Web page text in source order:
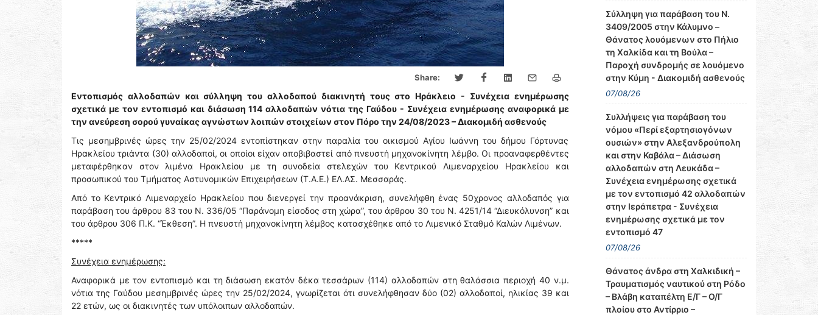
Share:
Εντοπισμός αλλοδαπών και σύλληψη του αλλοδαπού διακινητή τους στο Ηράκλειο - Συνέχεια ενημέρωσης
σχετικά με τον εντοπισμό και διάσωση 114 αλλοδαπών νότια της Γαύδου - Συνέχεια ενημέρωσης αναφορικά με
την ανεύρεση σορού γυναίκας αγνώστων λοιπών στοιχείων στον Πόρο την 24/08/2023 – Διακομιδή ασθενούς
Τις μεσημβρινές ώρες την 25/02/2024 εντοπίστηκαν στην παραλία του οικισμού Αγίου Ιωάννη του δήμου Γόρτυνας
Ηρακλείου τριάντα (30) αλλοδαποί, οι οποίοι είχαν αποβιβαστεί από πνευστή μηχανοκίνητη λέμβο. Οι προαναφερθέντες
μεταφέρθηκαν στον λιμένα Ηρακλείου με τη συνοδεία στελεχών του Κεντρικού Λιμεναρχείου Ηρακλείου και
προσωπικού του Τμήματος Αστυνομικών Επιχειρήσεων (Τ.Α.Ε.) ΕΛ.ΑΣ. Μεσσαράς.
Από το Κεντρικό Λιμεναρχείο Ηρακλείου που διενεργεί την προανάκριση, συνελήφθη ένας 50χρονος αλλοδαπός για
παράβαση του άρθρου 83 του Ν. 336/05 “Παράνομη είσοδος στη χώρα”, του άρθρου 30 του Ν. 4251/14 “Διευκόλυνση” και
του άρθρου 306 Π.Κ. “Έκθεση”. Η πνευστή μηχανοκίνητη λέμβος κατασχέθηκε από το Λιμενικό Σταθμό Καλών Λιμένων.
*****
Συνέχεια ενημέρωσης:
Αναφορικά με τον εντοπισμό και τη διάσωση εκατόν δέκα τεσσάρων (114) αλλοδαπών στη θαλάσσια περιοχή 40 ν.μ.
νότια της Γαύδου μεσημβρινές ώρες την 25/02/2024, γνωρίζεται ότι συνελήφθησαν δύο (02) αλλοδαποί, ηλικίας 39 και
22 ετών, ως οι διακινητές των υπόλοιπων αλλοδαπών.
Σύλληψη για παράβαση του Ν.
3409/2005 στην Κάλυμνο –
Θάνατος λουόμενων στο Πήλιο
τη Χαλκίδα και τη Βούλα –
Παροχή συνδρομής σε λουόμενο
στην Κύμη - Διακομιδή ασθενούς
07/08/26
Συλλήψεις για παράβαση του
νόμου «Περί εξαρτησιογόνων
ουσιών» στην Αλεξανδρούπολη
και στην Καβάλα – Διάσωση
αλλοδαπών στη Λευκάδα –
Συνέχεια ενημέρωσης σχετικά
με τον εντοπισμό 42 αλλοδαπών
στην Ιεράπετρα - Συνέχεια
ενημέρωσης σχετικά με τον
εντοπισμό 47
07/08/26
Θάνατος άνδρα στη Χαλκιδική –
Τραυματισμός ναυτικού στη Ρόδο
– Βλάβη καταπέλτη Ε/Γ – Ο/Γ
πλοίου στο Αντίρριο –